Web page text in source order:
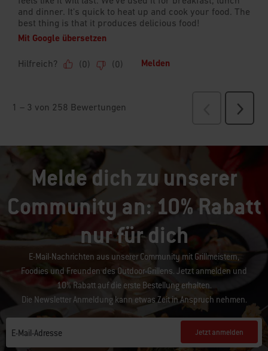
Melde dich zu unserer
Community an: 10% Rabatt
nur für dich
E-Mail-Nachrichten aus unserer Community mit Grillmeistern,
Foodies und Freunden des Outdoor-Grillens. Jetzt anmelden und
10% Rabatt auf die erste Bestellung erhalten.
Die Newsletter Anmeldung kann etwas Zeit in Anspruch nehmen.
E-Mail-Adresse Jetzt anmelden